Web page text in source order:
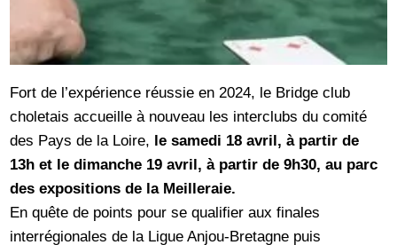
Fort de l’expérience réussie en 2024, le Bridge club
choletais accueille à nouveau les interclubs du comité
des Pays de la Loire, le samedi 18 avril, à partir de
13h et le dimanche 19 avril, à partir de 9h30, au parc
des expositions de la Meilleraie.
En quête de points pour se qualifier aux finales
interrégionales de la Ligue Anjou-Bretagne puis